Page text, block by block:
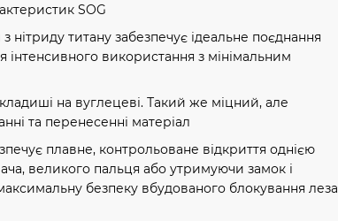
SOG
нітриду титану забезпечує ідеальне поєднання
інтенсивного використання з мінімальним
на вуглецеві. Такий же міцний, але
та перенесенні матеріал
плавне, контрольоване відкриття однією
великого пальця або утримуючи замок і
безпеку вбудованого блокування леза